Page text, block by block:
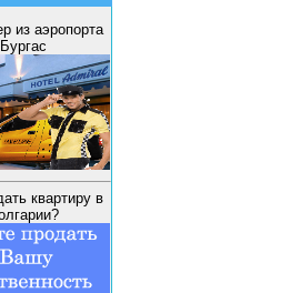
из аэропорта
Бургас
квартиру в